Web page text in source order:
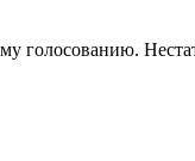
голосованию.